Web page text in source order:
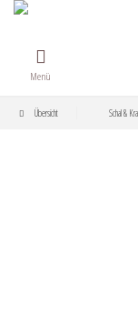
Menü
Übersicht Schal &